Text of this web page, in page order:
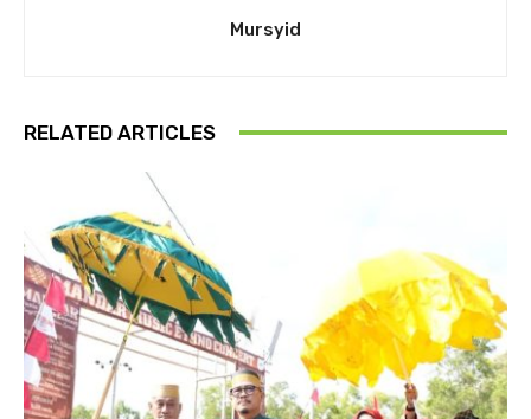
Mursyid
RELATED ARTICLES